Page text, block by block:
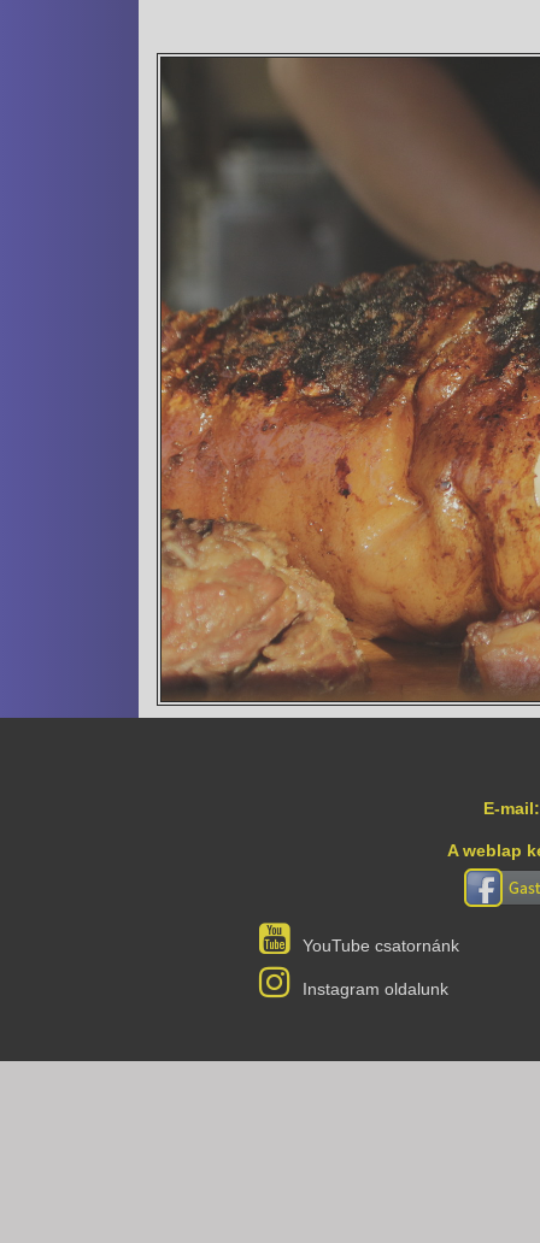
E-mail:
A weblap
YouTube csatornánk
Instagram oldalunk